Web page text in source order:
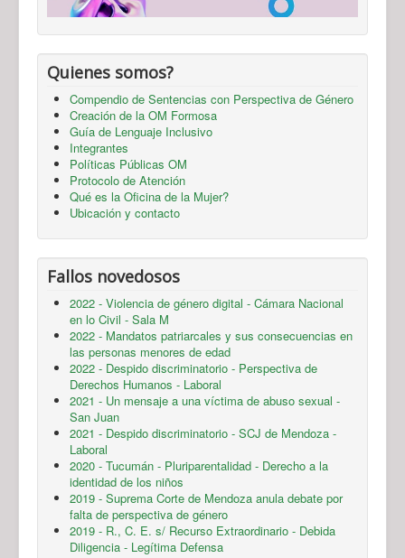
Quienes somos?
Compendio de Sentencias con Perspectiva de Género
Creación de la OM Formosa
Guía de Lenguaje Inclusivo
Integrantes
Políticas Públicas OM
Protocolo de Atención
Qué es la Oficina de la Mujer?
Ubicación y contacto
Fallos novedosos
2022 - Violencia de género digital - Cámara Nacional
en lo Civil - Sala M
2022 - Mandatos patriarcales y sus consecuencias en
las personas menores de edad
2022 - Despido discriminatorio - Perspectiva de
Derechos Humanos - Laboral
2021 - Un mensaje a una víctima de abuso sexual -
San Juan
2021 - Despido discriminatorio - SCJ de Mendoza -
Laboral
2020 - Tucumán - Pluriparentalidad - Derecho a la
identidad de los niños
2019 - Suprema Corte de Mendoza anula debate por
falta de perspectiva de género
2019 - R., C. E. s/ Recurso Extraordinario - Debida
Diligencia - Legítima Defensa